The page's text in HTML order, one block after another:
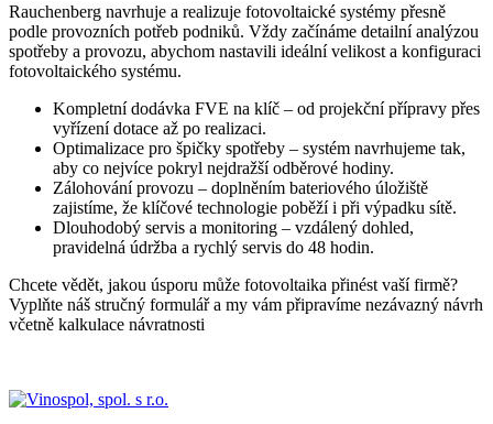
Rauchenberg navrhuje a realizuje fotovoltaické systémy přesně
podle provozních potřeb podniků. Vždy začínáme detailní analýzou
spotřeby a provozu, abychom nastavili ideální velikost a konfiguraci
fotovoltaického systému.
Kompletní dodávka FVE na klíč – od projekční přípravy přes
vyřízení dotace až po realizaci.
Optimalizace pro špičky spotřeby – systém navrhujeme tak,
aby co nejvíce pokryl nejdražší odběrové hodiny.
Zálohování provozu – doplněním bateriového úložiště
zajistíme, že klíčové technologie poběží i při výpadku sítě.
Dlouhodobý servis a monitoring – vzdálený dohled,
pravidelná údržba a rychlý servis do 48 hodin.
Chcete vědět, jakou úsporu může fotovoltaika přinést vaší firmě?
Vyplňte náš stručný formulář a my vám připravíme nezávazný návrh
včetně kalkulace návratnosti